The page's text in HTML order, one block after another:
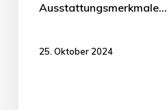
Ausstattungsmerkmale…
25. Oktober 2024